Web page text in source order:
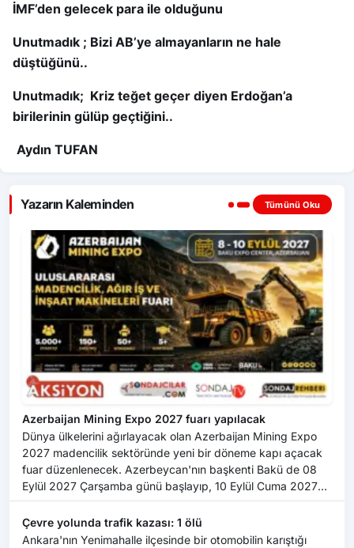
İMF’den gelecek para ile olduğunu
Unutmadık ; Bizi AB’ye almayanların ne hale
düştüğünü..
Unutmadık; Kriz teğet geçer diyen Erdoğan’a
birilerinin gülüp geçtiğini..
Aydın TUFAN
Yazarın Kaleminden Tümünü Oku
Azerbaijan Mining Expo 2027 fuarı yapılacak
Dünya ülkelerini ağırlayacak olan Azerbaijan Mining Expo
2027 madencilik sektöründe yeni bir döneme kapı açacak
fuar düzenlenecek. Azerbeycan'nın başkenti Bakü de 08
Eylül 2027 Çarşamba günü başlayıp, 10 Eylül Cuma 2027
Cuma günleri aras...
Çevre yolunda trafik kazası: 1 ölü
Ankara'nın Yenimahalle ilçesinde bir otomobilin karıştığı